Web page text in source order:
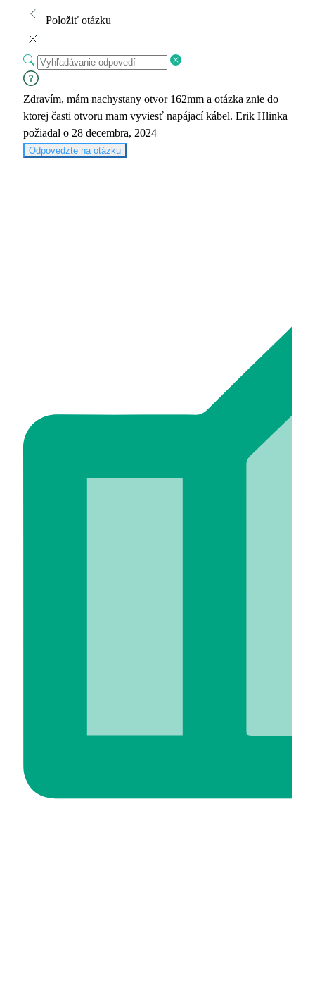
Položiť otázku
Zdravím, mám nachystany otvor 162mm a otázka znie do
ktorej časti otvoru mam vyviesť napájací kábel. Erik Hlinka
požiadal o 28 decembra, 2024
Odpovedzte na otázku